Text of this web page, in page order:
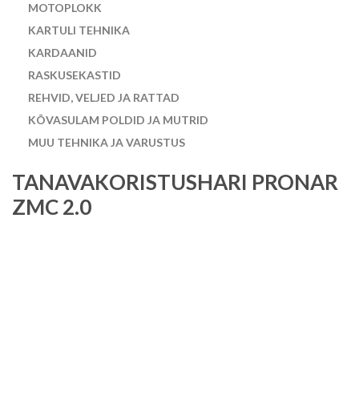
MOTOPLOKK
KARTULI TEHNIKA
KARDAANID
RASKUSEKASTID
REHVID, VELJED JA RATTAD
KÕVASULAM POLDID JA MUTRID
MUU TEHNIKA JA VARUSTUS
TANAVAKORISTUSHARI PRONAR
ZMC 2.0